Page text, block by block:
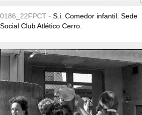
0186_22FPCT - S.i. Comedor infantil. Sede
Social Club Atlético Cerro.